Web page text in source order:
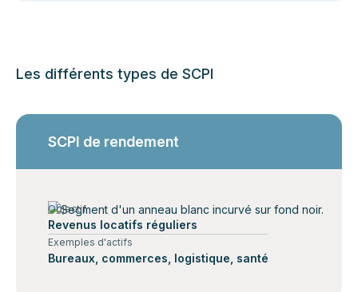
Les différents types de SCPI
SCPI de rendement
Objectif
Revenus locatifs réguliers
Exemples d'actifs
Bureaux, commerces, logistique, santé